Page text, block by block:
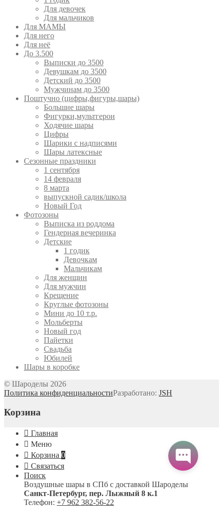
Для девочек
Для мальчиков
Для МАМЫ
Для него
Для неё
До 3.500
Выписки до 3500
Девушкам до 3500
Детский до 3500
Мужчинам до 3500
Поштучно (цифры,фигуры,шары)
Большие шары
Фигурки,мультгерои
Ходячие шары
Цифры
Шарики с надписями
Шары латексные
Сезонные праздники
1 сентября
14 февраля
8 марта
выпускной садик/школа
Новый Год
Фотозоны
Выписка из роддома
Гендерная вечеринка
Детские
1 годик
Девочкам
Мальчикам
Для женщин
Для мужчин
Крещение
Круглые фотозоны
Мини до 10 т.р.
Мольберты
Новый год
Пайетки
Свадьба
Юбилей
Шары в коробке
© Шароделы 2026
Политика конфиденциальностиРазработано: JSH
Корзина
Главная
Меню
Корзина 0
Связаться
Поиск
Воздушные шары в СПб с доставкой Шароделы
Санкт-Петербург, пер. Лыжный 8 к.1
Телефон: +7 962 382-56-22